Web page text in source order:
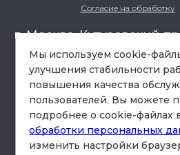
Согласие на обработку
г. Москва, Кутузовский
офис 301
схема
Мы используем cookie-
улучшения стабильности
повышения качества
пользователей. Вы можете
подробнее о cookie-файлах
обработки персональных
изменить настройки